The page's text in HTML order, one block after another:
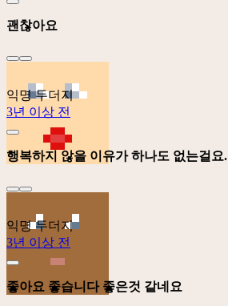
괜찮아요
익명 두더지
3년 이상 전
행복하지 않을 이유가 하나도 없는걸요.
익명 두더지
3년 이상 전
좋아요 좋습니다 좋은것 같네요